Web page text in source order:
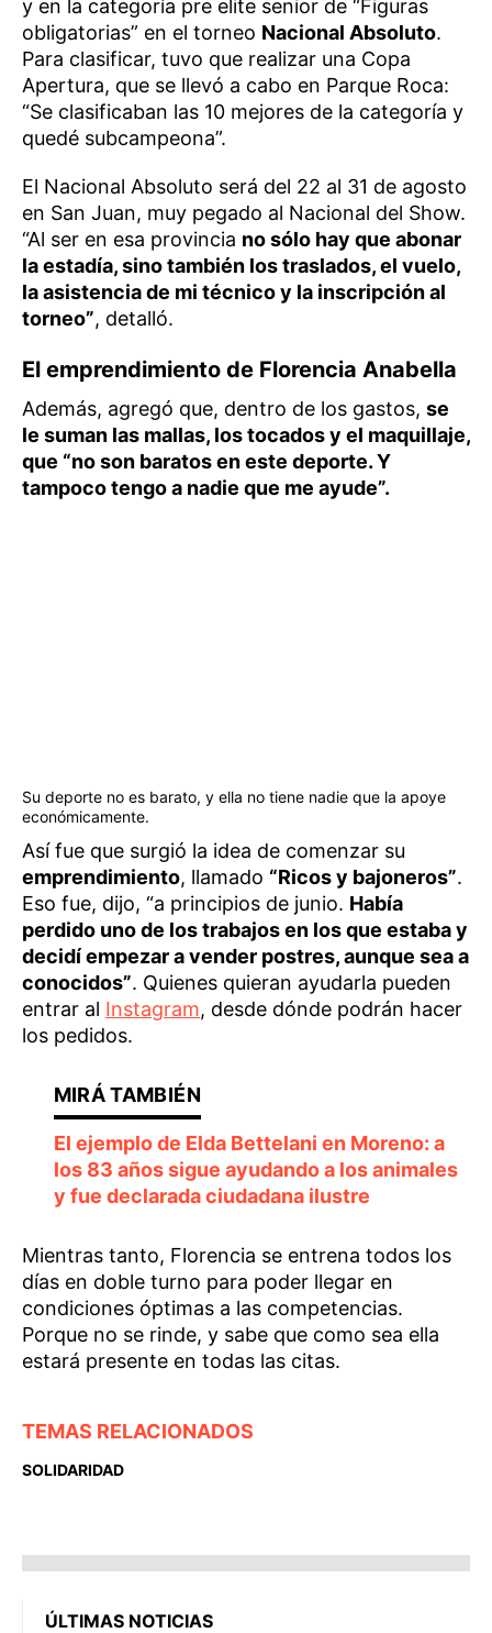
y en la categoría pre elite senior de “Figuras
obligatorias” en el torneo Nacional Absoluto.
Para clasificar, tuvo que realizar una Copa
Apertura, que se llevó a cabo en Parque Roca:
“Se clasificaban las 10 mejores de la categoría y
quedé subcampeona”.
El Nacional Absoluto será del 22 al 31 de agosto
en San Juan, muy pegado al Nacional del Show.
“Al ser en esa provincia no sólo hay que abonar
la estadía, sino también los traslados, el vuelo,
la asistencia de mi técnico y la inscripción al
torneo”, detalló.
El emprendimiento de Florencia Anabella
Además, agregó que, dentro de los gastos, se
le suman las mallas, los tocados y el maquillaje,
que “no son baratos en este deporte. Y
tampoco tengo a nadie que me ayude”.
Su deporte no es barato, y ella no tiene nadie que la apoye
económicamente.
Así fue que surgió la idea de comenzar su
emprendimiento, llamado “Ricos y bajoneros”.
Eso fue, dijo, “a principios de junio. Había
perdido uno de los trabajos en los que estaba y
decidí empezar a vender postres, aunque sea a
conocidos”. Quienes quieran ayudarla pueden
entrar al Instagram, desde dónde podrán hacer
los pedidos.
El ejemplo de Elda Bettelani en Moreno: a
los 83 años sigue ayudando a los animales
y fue declarada ciudadana ilustre
Mientras tanto, Florencia se entrena todos los
días en doble turno para poder llegar en
condiciones óptimas a las competencias.
Porque no se rinde, y sabe que como sea ella
estará presente en todas las citas.
TEMAS RELACIONADOS
SOLIDARIDAD
ÚLTIMAS NOTICIAS